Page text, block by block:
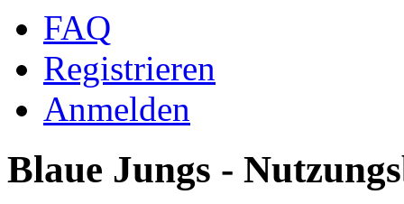
FAQ
Registrieren
Anmelden
Blaue Jungs -